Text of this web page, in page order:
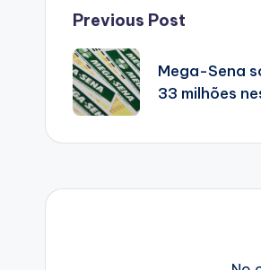
Post
navigation
Previous Post
Mega-Sena
33 milhões